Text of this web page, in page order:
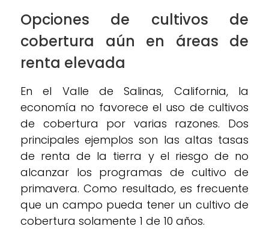
Opciones de cultivos de
cobertura aún en áreas de
renta elevada
En el Valle de Salinas, California, la
economía no favorece el uso de cultivos
de cobertura por varias razones. Dos
principales ejemplos son las altas tasas
de renta de la tierra y el riesgo de no
alcanzar los programas de cultivo de
primavera. Como resultado, es frecuente
que un campo pueda tener un cultivo de
cobertura solamente 1 de 10 años.